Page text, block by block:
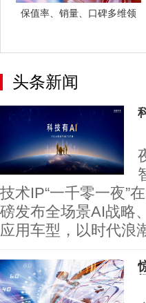
保值率、销量、口碑多维领
头条新闻
技术IP“一千零一夜”
磅发布全场景AI战略
应用车型，以时代浪